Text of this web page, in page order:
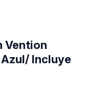
Vention
Incluye